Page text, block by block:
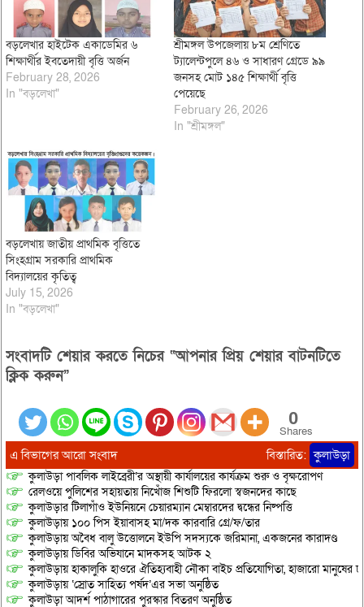
বড়লেখার হাইটেক একাডেমির ৬
শিক্ষার্থীর ইবতেদায়ী বৃত্তি অর্জন
February 28, 2026
In "বড়লেখা"
শ্রীমঙ্গল উপজেলায় ৮ম শ্রেণিতে
ট্যালেন্টপুলে ৪৬ ও সাধারণ গ্রেডে ৯৯
জনসহ মোট ১৪৫ শিক্ষার্থী বৃত্তি
পেয়েছে
February 26, 2026
In "শ্রীমঙ্গল"
বড়লেখায় জাতীয় প্রাথমিক বৃত্তিতে
সিংহগ্রাম সরকারি প্রাথমিক
বিদ্যালয়ের কৃতিত্ব
July 15, 2026
In "বড়লেখা"
সংবাদটি শেয়ার করতে নিচের “আপনার প্রিয় শেয়ার বাটনটিতে
ক্লিক করুন”
0
Shares
এ বিভাগের আরো সংবাদ বিস্তারিত: কুলাউড়া
কুলাউড়া পাবলিক লাইব্রেরী’র অস্থায়ী কার্যালয়ের কার্যক্রম শুরু ও বৃক্ষরোপণ
রেলওয়ে পুলিশের সহায়তায় নিখোঁজ শিশুটি ফিরলো স্বজনদের কাছে
কুলাউড়ার টিলাগাঁও ইউনিয়নে চেয়ারম্যান মেম্বারদের দ্বন্ধের নিষ্পত্তি
কুলাউড়ায় ১০০ পিস ইয়াবাসহ মা/দক কারবারি গ্রে/ফ/তার
কুলাউড়ায় অবৈধ বালু উত্তোলনে ইউপি সদস্যকে জরিমানা, একজনের কারাদণ্ড
কুলাউড়ায় ডিবির অভিযানে মাদকসহ আটক ২
কুলাউড়ায় হাকালুকি হাওরে ঐতিহ্যবাহী নৌকা বাইচ প্রতিযোগিতা, হাজারো মানুষের
কুলাউড়ায় ‘স্রোত সাহিত্য পর্ষদ’এর সভা অনুষ্ঠিত
কুলাউড়া আদর্শ পাঠাগারের পুরস্কার বিতরণ অনুষ্ঠিত